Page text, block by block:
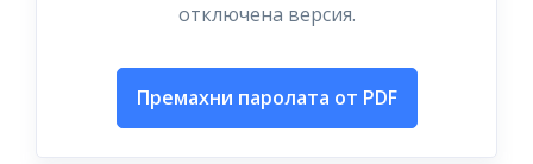
отключена версия.
Премахни паролата от PDF